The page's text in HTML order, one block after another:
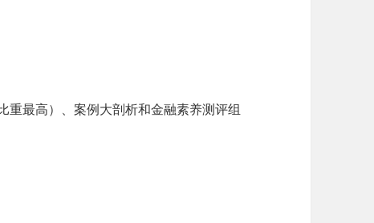
重最高）、案例大剖析和金融素养测评组